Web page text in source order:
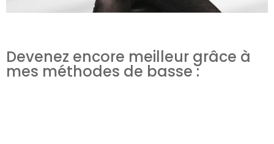
Devenez encore meilleur grâce à
mes méthodes de basse :